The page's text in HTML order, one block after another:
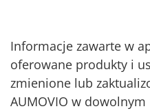
Informacje zawarte w
oferowane produkty i
zmienione lub
AUMOVIO w